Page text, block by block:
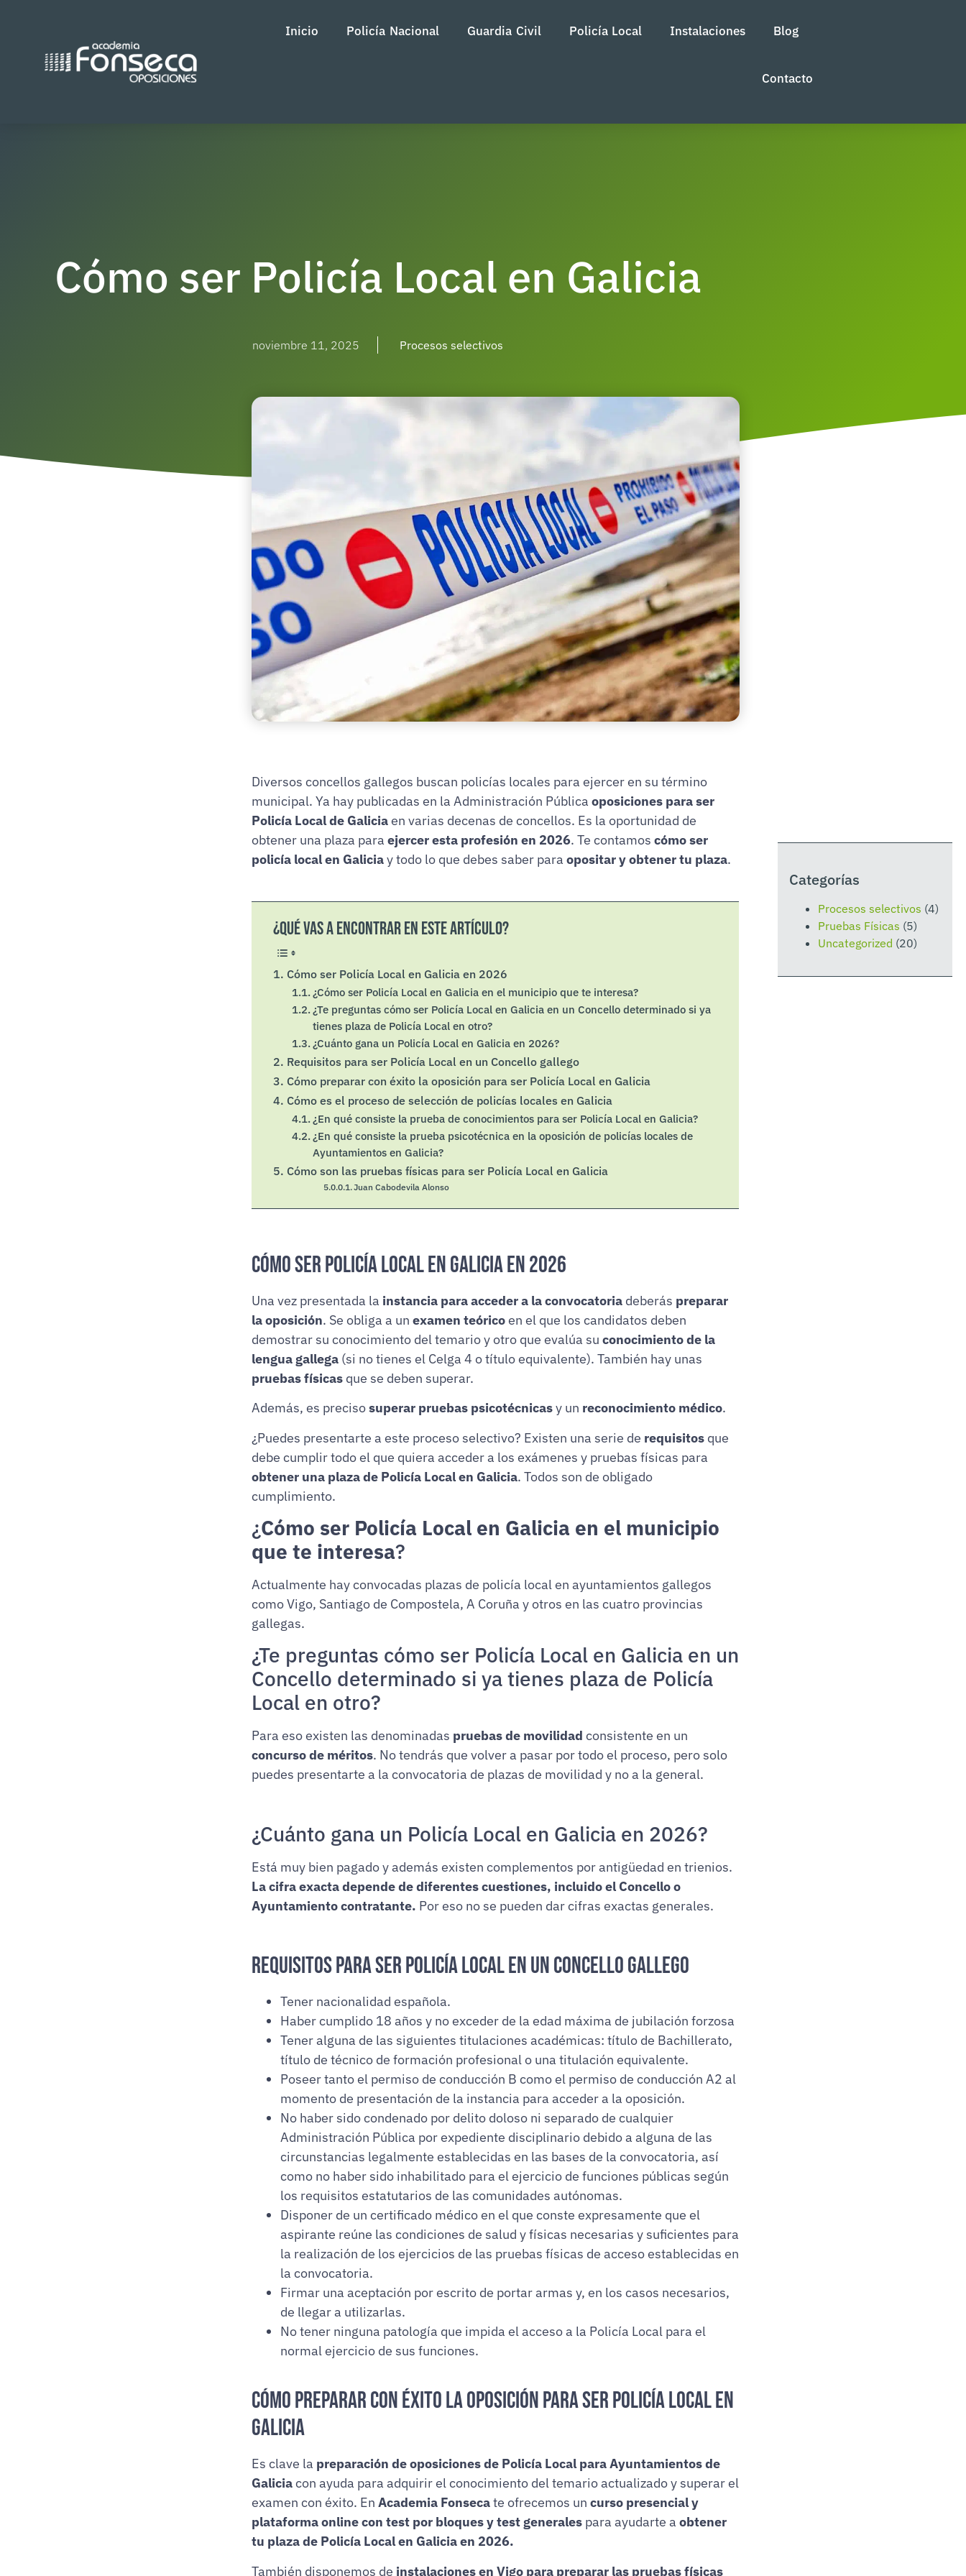
Inicio Policía Nacional Guardia Civil Policía Local Instalaciones Blog
Contacto
Cómo ser Policía Local en Galicia
noviembre 11, 2025 Procesos selectivos
Diversos concellos gallegos buscan policías locales para ejercer en su término
municipal. Ya hay publicadas en la Administración Públicaoposiciones para ser
Policía Local de Galiciaen varias decenas de concellos. Es la oportunidad de
obtener una plaza paraejercer esta profesión en 2026. Te contamoscómo ser
policía local en Galiciay todo lo que debes saber paraopositar y obtener tu plaza.
¿Qué vas a encontrar en este artículo?
Cómo ser Policía Local en Galicia en 2026
¿Cómo ser Policía Local en Galicia en el municipio que te interesa?
¿Te preguntas cómo ser Policía Local en Galicia en un Concello determinado si ya
tienes plaza de Policía Local en otro?
¿Cuánto gana un Policía Local en Galicia en 2026?
Requisitos para ser Policía Local en un Concello gallego
Cómo preparar con éxito la oposición para ser Policía Local en Galicia
Cómo es el proceso de selección de policías locales en Galicia
¿En qué consiste la prueba de conocimientos para ser Policía Local en Galicia?
¿En qué consiste la prueba psicotécnica en la oposición de policías locales de
Ayuntamientos en Galicia?
Cómo son las pruebas físicas para ser Policía Local en Galicia
Juan Cabodevila Alonso
Cómo ser Policía Local en Galicia en 2026
Una vez presentada la instancia para acceder a la convocatoria deberás preparar
la oposición. Se obliga a un examen teóricoen el que los candidatos deben
demostrar su conocimiento del temario y otro que evalúa suconocimiento de la
lengua gallega (si no tienes el Celga 4 o título equivalente). También hay unas
pruebas físicas que se deben superar.
Además, es precisosuperar pruebas psicotécnicasy un reconocimiento médico.
¿Puedes presentarte a este proceso selectivo? Existen una serie de requisitos que
debe cumplir todo el que quiera acceder a los exámenes y pruebas físicas para
obtener una plaza de Policía Local en Galicia. Todos son de obligado
cumplimiento.
¿Cómo ser Policía Local en Galicia en el municipio
que te interesa?
Actualmente hay convocadas plazas de policía local en ayuntamientos gallegos
como Vigo, Santiago de Compostela, A Coruña y otros en las cuatro provincias
gallegas.
¿Te preguntas cómo ser Policía Local en Galicia en un
Concello determinado si ya tienes plaza de Policía
Local en otro?
Para eso existen las denominadas pruebas de movilidad consistente en un
concurso de méritos. No tendrás que volver a pasar por todo el proceso, pero solo
puedes presentarte a la convocatoria de plazas de movilidad y no a la general.
¿Cuánto gana un Policía Local en Galicia en 2026?
Está muy bien pagado y además existen complementos por antigüedad en trienios.
La cifra exacta depende de diferentes cuestiones, incluido el Concello o
Ayuntamiento contratante. Por eso no se pueden dar cifras exactas generales.
Requisitos para ser Policía Local en un Concello gallego
Tener nacionalidad española.
Haber cumplido 18 años y no exceder de la edad máxima de jubilación forzosa
Tener alguna de las siguientes titulaciones académicas: título de Bachillerato,
título de técnico de formación profesional o una titulación equivalente.
Poseer tanto el permiso de conducción B como el permiso de conducción A2 al
momento de presentación de la instancia para acceder a la oposición.
No haber sido condenado por delito doloso ni separado de cualquier
Administración Pública por expediente disciplinario debido a alguna de las
circunstancias legalmente establecidas en las bases de la convocatoria, así
como no haber sido inhabilitado para el ejercicio de funciones públicas según
los requisitos estatutarios de las comunidades autónomas.
Disponer de un certificado médico en el que conste expresamente que el
aspirante reúne las condiciones de salud y físicas necesarias y suficientes para
la realización de los ejercicios de las pruebas físicas de acceso establecidas en
la convocatoria.
Firmar una aceptación por escrito de portar armas y, en los casos necesarios,
de llegar a utilizarlas.
No tener ninguna patología que impida el acceso a la Policía Local para el
normal ejercicio de sus funciones.
Cómo preparar con éxito la oposición para ser Policía Local en
Galicia
Es clave la preparación de oposiciones de Policía Local para Ayuntamientos de
Galiciacon ayuda para adquirir el conocimiento del temario actualizado y superar el
examen con éxito. EnAcademia Fonsecate ofrecemos uncurso presencial y
plataforma online con test por bloques y test generales para ayudarte aobtener
tu plaza de Policía Local en Galicia en 2026.
También disponemos de instalaciones en Vigo para preparar las pruebas físicas
Categorías
Procesos selectivos (4)
Pruebas Físicas (5)
Uncategorized (20)